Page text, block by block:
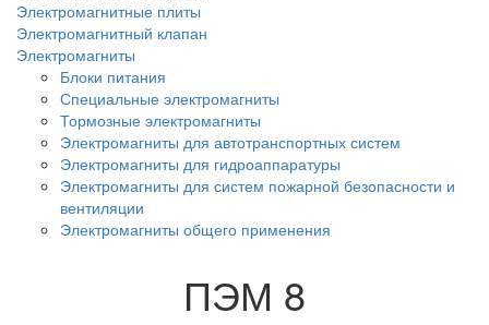
Электромагнитные плиты
Электромагнитный клапан
Электромагниты
Блоки питания
Специальные электромагниты
Тормозные электромагниты
Электромагниты для автотранспортных систем
Электромагниты для гидроаппаратуры
Электромагниты для систем пожарной безопасности и
вентиляции
Электромагниты общего применения
ПЭМ 8